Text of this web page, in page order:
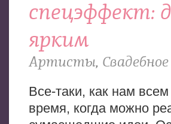
спецэффект:
ярким
Артисты,
Все-таки, как нам
время, когда можно